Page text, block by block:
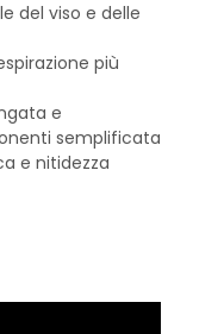
del viso e delle
più
e
semplificata
e nitidezza